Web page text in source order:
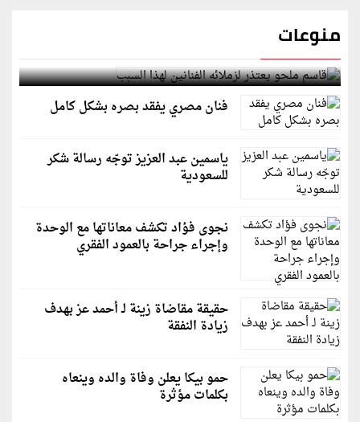
منوعات
قاسم ملحو يعتذر لزملائه الفنانين لهذا السبب
فنان مصري يفقد بصره بشكل كامل
ياسمين عبد العزيز توجّه رسالة شكر
للسعودية
نجوى فؤاد تكشف معاناتها مع الوحدة
وإجراء جراحة بالعمود الفقري
حقيقة مقاضاة زينة لـ أحمد عز بهدف
زيادة النفقة
حمو بيكا يعلن وفاة والده وينعاه
بكلمات مؤثرة